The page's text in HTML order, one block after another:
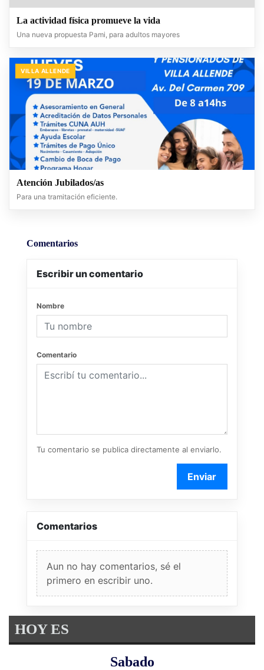
La actividad física promueve la vida
Una nueva propuesta Pami, para adultos mayores
VILLA ALLENDE
Atención Jubilados/as
Para una tramitación eficiente.
Comentarios
Escribir un comentario
Nombre
Comentario
Tu comentario se publica directamente al enviarlo.
Enviar
Comentarios
Aun no hay comentarios, sé el
primero en escribir uno.
HOY ES
Sabado